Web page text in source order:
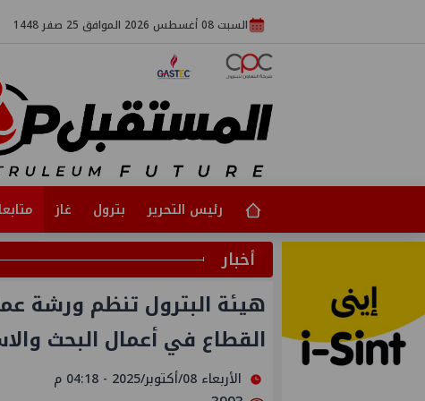
السبت 08 أغسطس 2026 الموافق 25 صفر 1448
رئيس التحرير بترول غاز
أخبار
هيئة البترول تنظم ورشة
القطاع في أعمال البحث
الأربعاء 08/أكتوبر/2025 - 04:18 م